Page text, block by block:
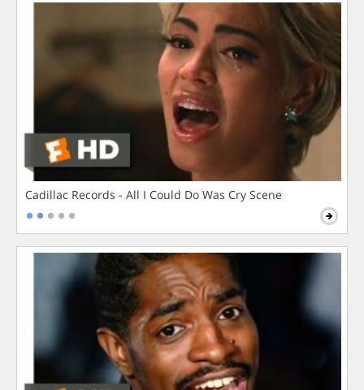
Cadillac Records - All I Could Do Was Cry Scene